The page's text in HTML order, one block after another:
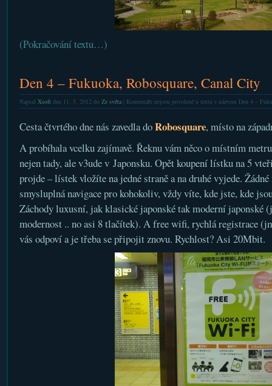
(Pokračování textu…)
Den 4 – Fukuoka, Robosquare, Canal City
Napsal Xsoftdne 11. 5. 2012 do Ze světa| Komentáře nejsou povolenéu textu s názvem Den 4 –
Cesta čtvrtého dne nás zavedla doRobosquare, místo na
A probíhala vcelku zajímavě. Řeknu vám něco o místním
nejen tady, ale v3ude v Japonsku. Opět koupení lístku na 5
projde – lístek vložíte na jedné straně a na druhé vyjede.
smysluplná navigace pro kohokoliv, vždy víte, kde jste, kde
Záchody luxusní, jak klasické japonské tak moderní japonské
modernost .. no asi 8 tlačítek). A free wifi, rychlá registrace
vás odpoví a je třeba se připojit znovu. Rychlost? Asi 20Mbit.